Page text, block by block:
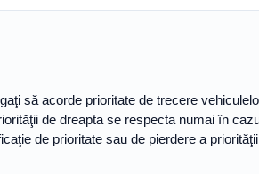
să acorde prioritate de trecere
de dreapta se respecta numai în
de prioritate sau de pierdere a